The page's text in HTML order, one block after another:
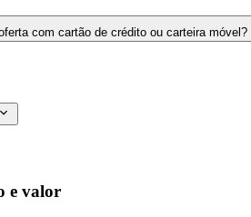
com cartão de crédito ou carteira móvel?
e valor